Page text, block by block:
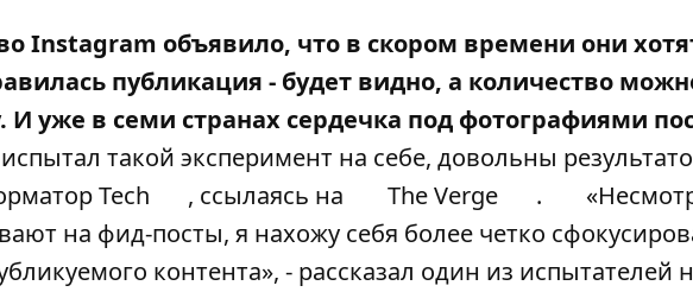
Instagram объявило, что в скором времени они
публикация - будет видно, а количество
И уже в семи странах сердечка под фотографиями
такой эксперимент на себе, довольны
Tech , ссылаясь на The Verge .
на фид-посты, я нахожу себя более четко
контента», - рассказал один из испытателей